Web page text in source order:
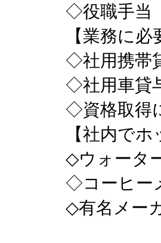
◇役職手当
【業務に
◇社用携帯
◇社用車貸
◇資格取得
【社内で
◇ウォータ
◇コーヒー
◇有名メー